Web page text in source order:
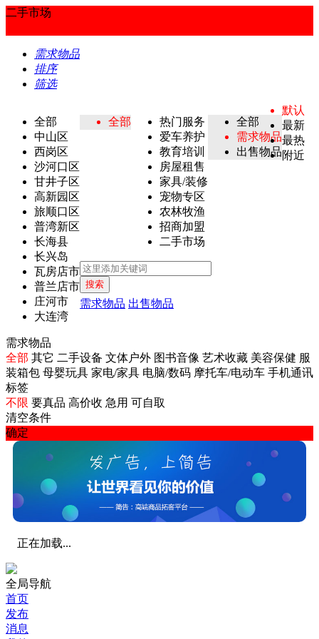
二手市场
需求物品
排序
筛选
全部
中山区
西岗区
沙河口区
甘井子区
高新园区
旅顺口区
普湾新区
长海县
长兴岛
瓦房店市
普兰店市
庄河市
大连湾
全部
热门服务
爱车养护
教育培训
房屋租售
家具/装修
宠物专区
农林牧渔
招商加盟
二手市场
全部
需求物品
出售物品
默认
最新
最热
附近
需求物品
全部 其它 二手设备 文体户外 图书音像 艺术收藏 美容保健 服
装箱包 母婴玩具 家电/家具 电脑/数码 摩托车/电动车 手机通讯
标签
不限 要真品 高价收 急用 可自取
清空条件
确定
搜索
需求物品 出售物品
正在加载...
全局导航
首页
发布
消息